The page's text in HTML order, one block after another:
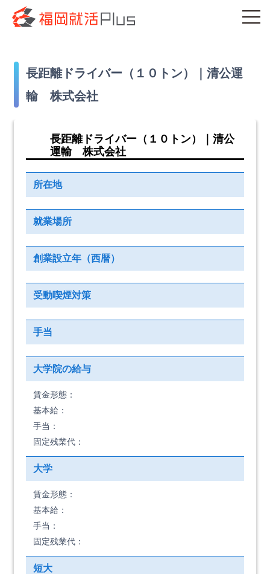
長距離ドライバー（１０トン）｜清公運
輸 株式会社
長距離ドライバー（１０トン）｜清公
運輸 株式会社
所在地
就業場所
創業設立年（西暦）
受動喫煙対策
手当
大学院の給与
賃金形態：
基本給：
手当：
固定残業代：
大学
賃金形態：
基本給：
手当：
固定残業代：
短大